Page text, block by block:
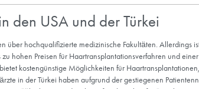
Kuriositäten
Kosten in den USA und